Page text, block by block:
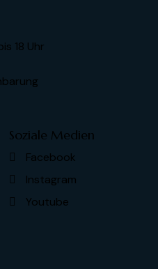
18 Uhr
Soziale Medien
Facebook
Instagram
Youtube